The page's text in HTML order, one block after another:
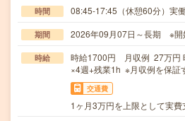
時間 08:45-17:45（休憩60分）実
期間 2026年09月07日～長期 ※開
時給
時給1700円 月収例 27万円
×4週+残業1h ※月収例を保証
交通費
1ヶ月3万円を上限として実費